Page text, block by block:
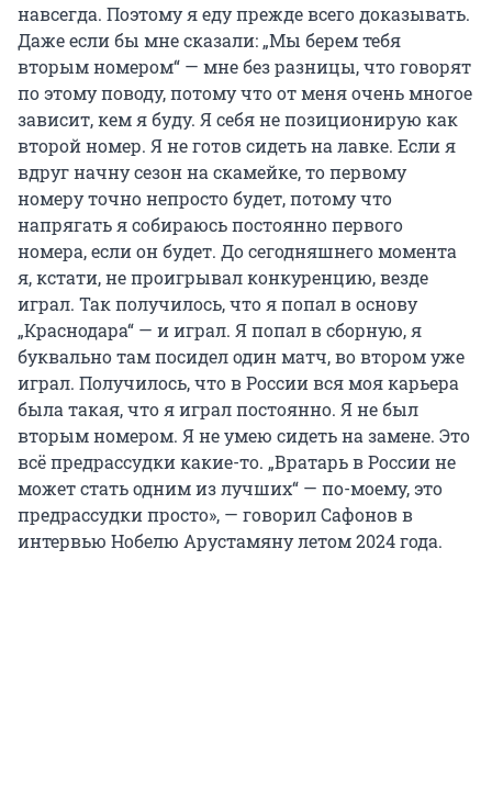
навсегда. Поэтому я еду прежде всего доказывать.
Даже если бы мне сказали: „Мы берем тебя
вторым номером“ — мне без разницы, что говорят
по этому поводу, потому что от меня очень многое
зависит, кем я буду. Я себя не позиционирую как
второй номер. Я не готов сидеть на лавке. Если я
вдруг начну сезон на скамейке, то первому
номеру точно непросто будет, потому что
напрягать я собираюсь постоянно первого
номера, если он будет. До сегодняшнего момента
я, кстати, не проигрывал конкуренцию, везде
играл. Так получилось, что я попал в основу
„Краснодара“ — и играл. Я попал в сборную, я
буквально там посидел один матч, во втором уже
играл. Получилось, что в России вся моя карьера
была такая, что я играл постоянно. Я не был
вторым номером. Я не умею сидеть на замене. Это
всё предрассудки какие-то. „Вратарь в России не
может стать одним из лучших“ — по-моему, это
предрассудки просто», — говорил Сафонов в
интервью Нобелю Арустамяну летом 2024 года.